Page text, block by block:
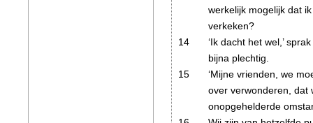
werkelijk mogelijk dat
verkeken?
14
‘Ik dacht het wel,’
bijna plechtig.
15
‘Mijne vrienden, we
over verwonderen, dat
onopgehelderde